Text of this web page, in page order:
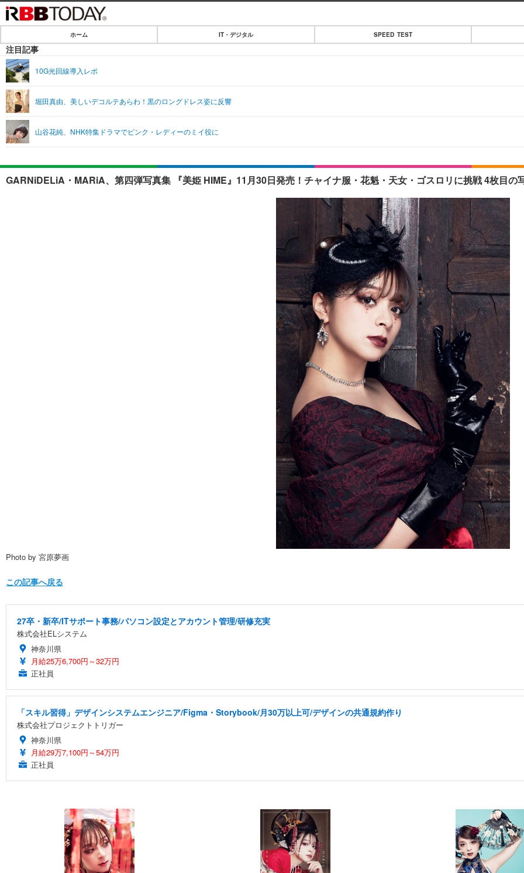
IT・デジタル
ショッピング
SPEED TEST
エンタメ
エンタメTOP
音楽
ライフ
ライフTOP
ペット
リリース一覧
ホーム IT・デジタル SPEED TEST
注目記事
10G光回線導入レポ
堀田真由、美しいデコルテあらわ！黒のロングドレス姿に反響
山谷花純、NHK特集ドラマでピンク・レディーのミイ役に
GARNiDELiA・MARiA、第四弾写真集 『美姫 HIME』11月30日発売！チャイナ服・花魁・天女・ゴスロリに挑戦 4枚目の
Photo by 宮原夢画
この記事へ戻る
27卒・新卒/ITサポート事務/パソコン設定とアカウント管理/研修充実
株式会社ELシステム
神奈川県
月給25万6,700円～32万円
正社員
「スキル習得」デザインシステムエンジニア/Figma・Storybook/月30万以上可/デザインの共通規約作り
株式会社プロジェクトトリガー
神奈川県
月給29万7,100円～54万円
正社員